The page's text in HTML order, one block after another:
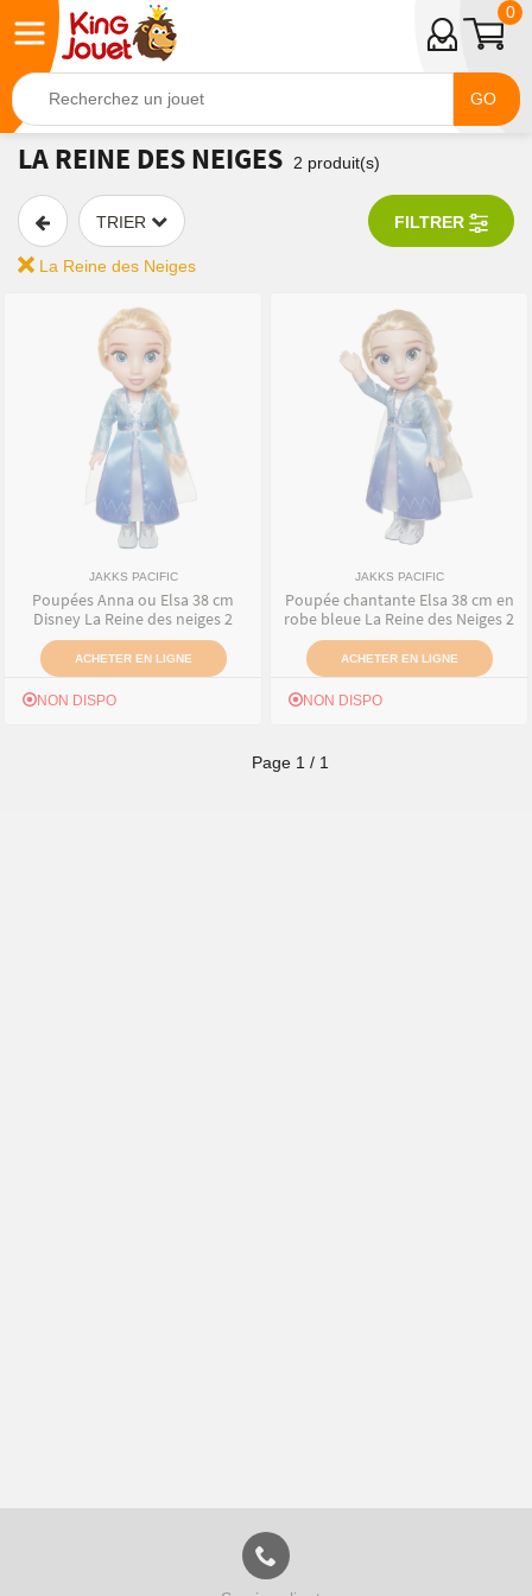
GO
0
LA REINE DES NEIGES 2 produit(s)
TRIER FILTRER
La Reine des Neiges
JAKKS PACIFIC
Poupées Anna ou Elsa 38 cm
Disney La Reine des neiges 2
ACHETER EN LIGNE
NON DISPO
JAKKS PACIFIC
Poupée chantante Elsa 38 cm en
robe bleue La Reine des Neiges 2
ACHETER EN LIGNE
NON DISPO
Page 1 / 1